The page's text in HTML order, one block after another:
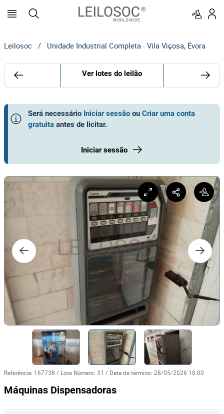
Leilosoc / Unidade Industrial Completa · Vila Viçosa, Évora
Ver lotes do leilão
Será necessário Iniciar sessão ou Criar uma conta
gratuita antes de licitar.
Iniciar sessão
Referência: 167738 / Lote Número: 31 / Data de término: 28/05/2026 18:00
Máquinas Dispensadoras